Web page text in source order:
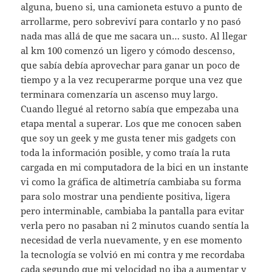
alguna, bueno si, una camioneta estuvo a punto de
arrollarme, pero sobreviví para contarlo y no pasó
nada mas allá de que me sacara un… susto. Al llegar
al km 100 comenzó un ligero y cómodo descenso,
que sabía debía aprovechar para ganar un poco de
tiempo y a la vez recuperarme porque una vez que
terminara comenzaría un ascenso muy largo.
Cuando llegué al retorno sabía que empezaba una
etapa mental a superar. Los que me conocen saben
que soy un geek y me gusta tener mis gadgets con
toda la información posible, y como traía la ruta
cargada en mi computadora de la bici en un instante
vi como la gráfica de altimetría cambiaba su forma
para solo mostrar una pendiente positiva, ligera
pero interminable, cambiaba la pantalla para evitar
verla pero no pasaban ni 2 minutos cuando sentía la
necesidad de verla nuevamente, y en ese momento
la tecnología se volvió en mi contra y me recordaba
cada segundo que mi velocidad no iba a aumentar y